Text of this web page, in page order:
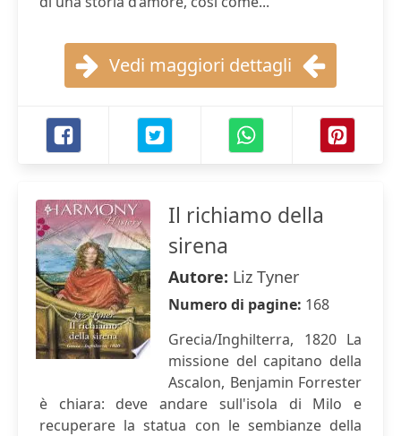
Vedi maggiori dettagli
Il richiamo della
sirena
Autore: Liz Tyner
Numero di pagine: 168
Grecia/Inghilterra, 1820 La
missione del capitano della
Ascalon, Benjamin Forrester
è chiara: deve andare sull'isola di Milo e
recuperare la statua con le sembianze della